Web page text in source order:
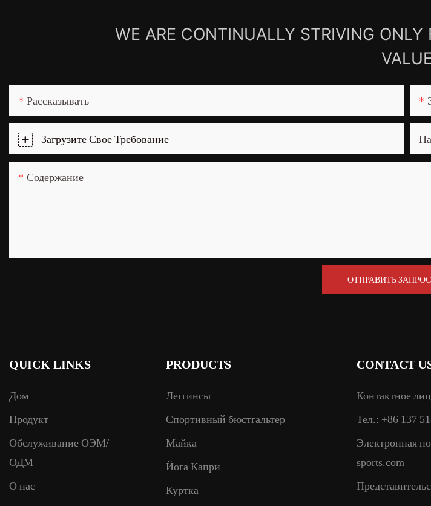
WE ARE CONTINUALLY STRIVING
Рассказывать
Загрузите Свое Требование
Содержание
ОТПРАВИТЬ
QUICK LINKS
Дом
Продукт
Обслуживание ОЭМ/
ОДМ
О нас
PRODUCTS
Леггинсы
Спортивный бюстгальтер
Майка
Йога Капри
Куртка
CONTACT
Контактное
Тел.: +86 137
Электронная
sports.com